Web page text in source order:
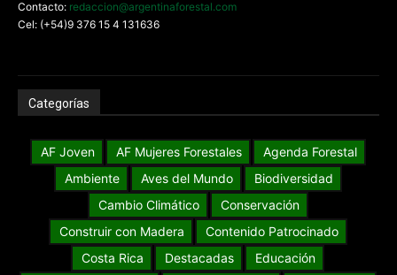
Contacto: redaccion@argentinaforestal.com
Cel: (+54)9 376 15 4 131636
Categorías
AF Joven AF Mujeres Forestales
Agenda Forestal
Ambiente
Aves del Mundo
Biodiversidad
Cambio Climático
Conservación
Construir con Madera
Contenido Patrocinado
Costa Rica
Destacadas
Educación